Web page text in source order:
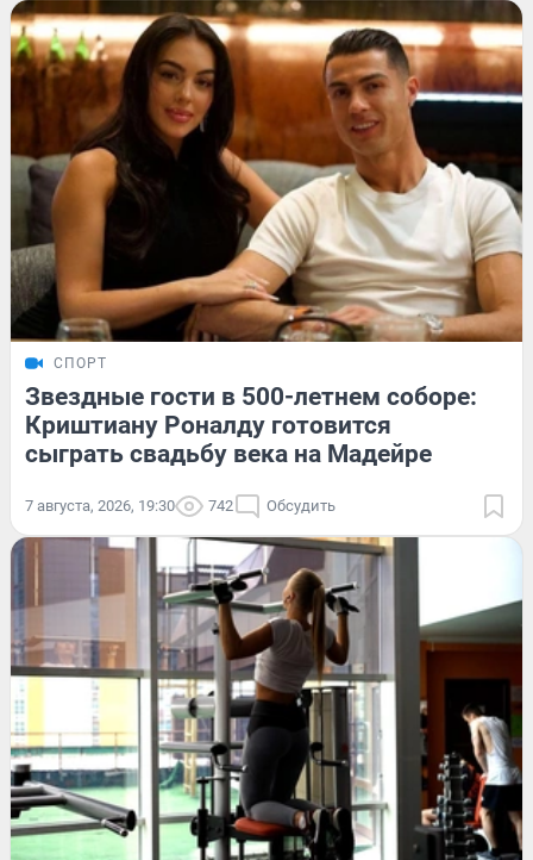
СПОРТ
Звездные гости в 500-летнем соборе:
Криштиану Роналду готовится
сыграть свадьбу века на Мадейре
7 августа, 2026, 19:30 742 Обсудить